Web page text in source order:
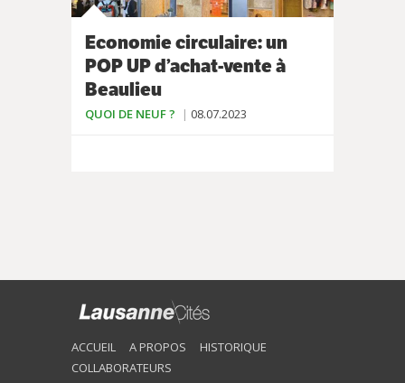
Economie circulaire: un
POP UP d’achat-vente à
Beaulieu
QUOI DE NEUF ? 08.07.2023
ACCUEIL A PROPOS
HISTORIQUE
COLLABORATEURS